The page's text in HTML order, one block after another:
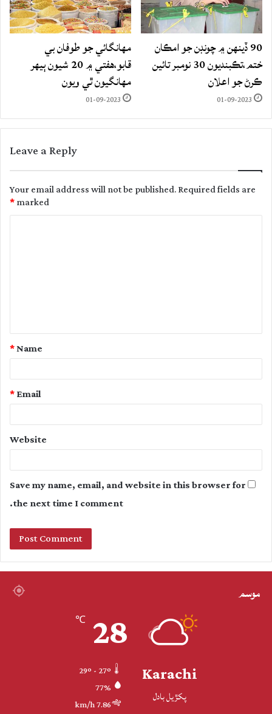
90 ڏينهن ۾ چونڊن جو امڪان
ختم،تڪبنديون 30 نومبر تائين
ڪرڻ جو اعلان
01-09-2023
مهانگائي جو طوفان بي
قابو،هفتي ۾ 20 شيون ٻيهر
مهانگيون ٿي ويون
01-09-2023
Leave a Reply
Your email address will not be published.Required fields are
marked
*
t
Name
*
Email
*
Website
Save my name, email, and website in this browser for
the next time I comment.
موسم
Karachi
پکڙيل بادل
28
℃
77%
7.86 km/h